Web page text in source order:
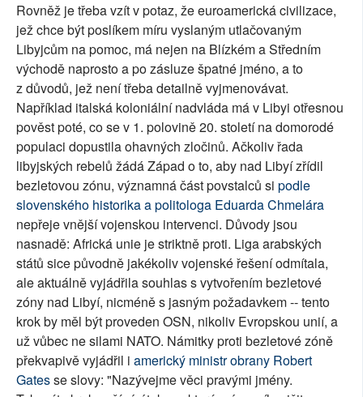
Rovněž je třeba vzít v potaz, že euroamerická civilizace,
jež chce být poslíkem míru vyslaným utlačovaným
Libyjcům na pomoc, má nejen na Blízkém a Středním
východě naprosto a po zásluze špatné jméno, a to
z důvodů, jež není třeba detailně vyjmenovávat.
Například italská koloniální nadvláda má v Libyi otřesnou
pověst poté, co se v 1. polovině 20. století na domorodé
populaci dopustila ohavných zločinů. Ačkoliv řada
libyjských rebelů žádá Západ o to, aby nad Libyí zřídil
bezletovou zónu, významná část povstalců si podle
slovenského historika a politologa Eduarda Chmelára
nepřeje vnější vojenskou intervenci. Důvody jsou
nasnadě: Africká unie je striktně proti. Liga arabských
států sice původně jakékoliv vojenské řešení odmítala,
ale aktuálně vyjádřila souhlas s vytvořením bezletové
zóny nad Libyí, nicméně s jasným požadavkem -- tento
krok by měl být proveden OSN, nikoliv Evropskou unií, a
už vůbec ne silami NATO. Námitky proti bezletové zóně
překvapivě vyjádřil i americký ministr obrany Robert
Gatesse slovy: "Nazývejme věci pravými jmény.